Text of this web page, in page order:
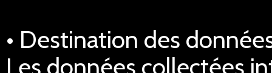
• Destination des
Les données collectées